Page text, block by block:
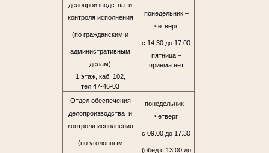
делопроизводства и
контроля исполнения
(по гражданским и
административным
делам)
1 этаж, каб. 102,
тел.47-46-03
понедельник –
четверг
с 14.30 до 17.00
пятница –
приема нет
Отдел обеспечения
делопроизводства и
контроля исполнения
(по уголовным
понедельник -
четверг
с 09.00 до 17.30
(обед с 13.00 до